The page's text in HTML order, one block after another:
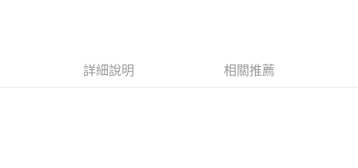
詳細說明 相關推薦